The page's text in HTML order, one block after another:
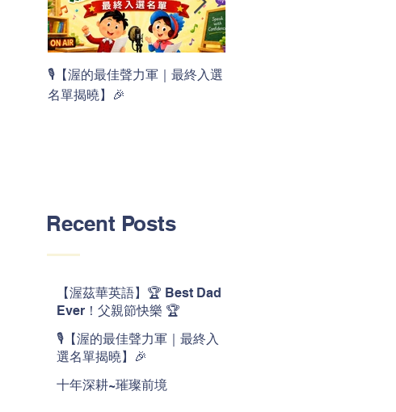
🎙️【渥的最佳聲力軍｜最終入選
名單揭曉】🎉
Recent Posts
【渥茲華英語】🏆 Best Dad
Ever！父親節快樂 🏆
🎙️【渥的最佳聲力軍｜最終入
選名單揭曉】🎉
十年深耕~璀璨前境